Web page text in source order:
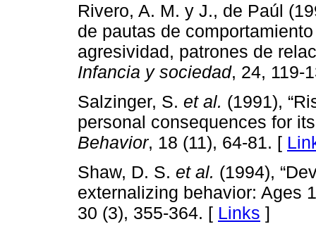
Rivero, A. M. y J., de Paúl
de pautas de
agresividad, patrones de
Infancia y sociedad, 24, 119-
Salzinger, S. et al. (1991),
personal consequences for
Behavior, 18 (11), 64-81. [
Shaw, D. S. et al. (1994),
externalizing behavior: Ages
30 (3), 355-364. [ Links ]